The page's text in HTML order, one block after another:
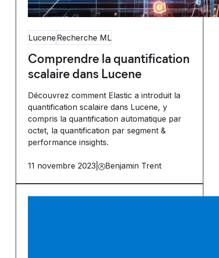
Lucene Recherche ML
Comprendre la quantification
scalaire dans Lucene
Découvrez comment Elastic a introduit la
quantification scalaire dans Lucene, y
compris la quantification automatique par
octet, la quantification par segment &
performance insights.
11 novembre 2023 Benjamin Trent